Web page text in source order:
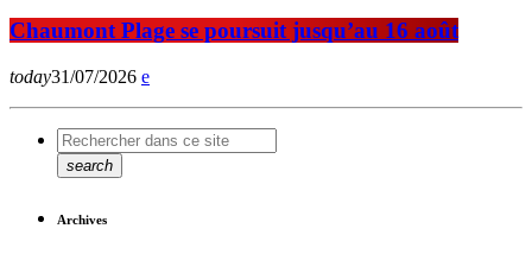
Chaumont Plage se poursuit jusqu’au 16 août
today31/07/2026
search
Archives